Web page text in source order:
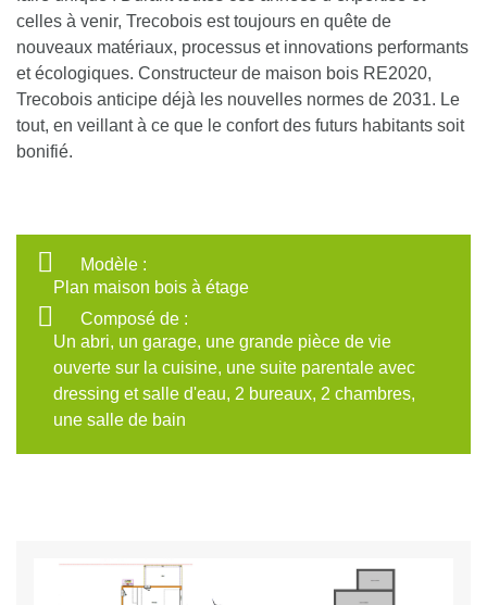
celles à venir, Trecobois est toujours en quête de
nouveaux matériaux, processus et innovations performants
et écologiques. Constructeur de maison bois RE2020,
Trecobois anticipe déjà les nouvelles normes de 2031. Le
tout, en veillant à ce que le confort des futurs habitants soit
bonifié.
Modèle :
Plan maison bois à étage
Composé de :
Un abri, un garage, une grande pièce de vie
ouverte sur la cuisine, une suite parentale avec
dressing et salle d'eau, 2 bureaux, 2 chambres,
une salle de bain